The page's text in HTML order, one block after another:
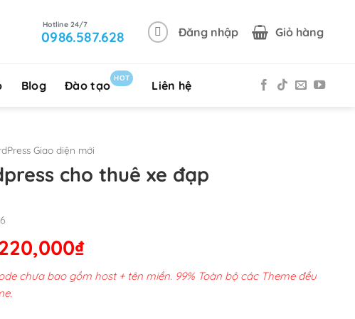
0986.587.628 Đăng nhập Giỏ hàng
Blog Đào tạo
HOT
Liên hệ
Giao diện mới
cho thuê xe đạp
gốc
₫Giá
hiện
tại
chưa bao gồm host + tên miền. 99% Toàn bộ các Theme đều